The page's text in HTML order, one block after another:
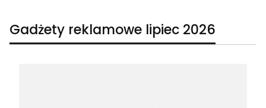
Gadżety reklamowe lipiec 2026